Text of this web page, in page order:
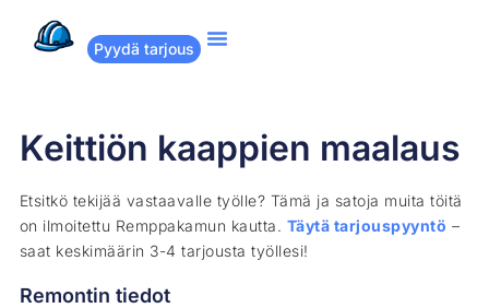
Pyydä tarjous
Keittiön kaappien maalaus
Etsitkö tekijää vastaavalle työlle? Tämä ja satoja muita töitä
on ilmoitettu Remppakamun kautta. Täytä tarjouspyyntö –
saat keskimäärin 3-4 tarjousta työllesi!
Remontin tiedot